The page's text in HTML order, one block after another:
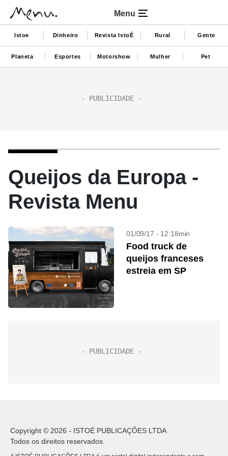
Menu
Istoe Dinheiro Revista IstoÉ Rural Gente
Planeta Esportes Motorshow Mulher Pet
Queijos da Europa -
Revista Menu
01/09/17 - 12:18min
Food truck de
queijos franceses
estreia em SP
Copyright © 2026 - ISTOÉ PUBLICAÇÕES LTDA
Todos os direitos reservados.